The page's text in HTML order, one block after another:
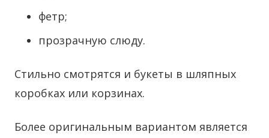
фетр;
прозрачную слюду.
Стильно смотрятся и букеты в шляпных
коробках или корзинах.
Более оригинальным вариантом является